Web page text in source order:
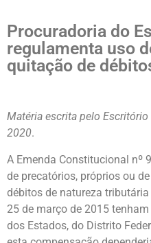
Procuradoria do
regulamenta uso
quitação de
Matéria escrita pelo
2020.
A Emenda Constitucional nº
de precatórios, próprios ou
débitos de natureza
25 de março de 2015
dos Estados, do Distrito